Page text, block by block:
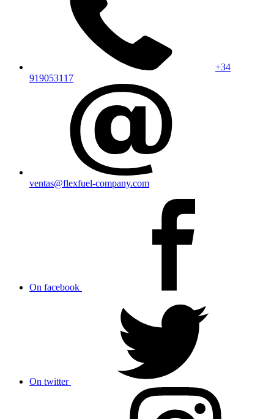
+34
919053117
ventas@flexfuel-company.com
On facebook
On twitter